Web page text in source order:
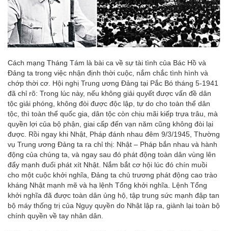
Cách mạng Tháng Tám là bài ca về sự tài tình của Bác Hồ và
Đảng ta trong việc nhận định thời cuộc, nắm chắc tình hình và
chớp thời cơ. Hội nghị Trung ương Đảng tại Pắc Bó tháng 5-1941
đã chỉ rõ: Trong lúc này, nếu không giải quyết được vấn đề dân
tộc giải phóng, không đòi được độc lập, tự do cho toàn thể dân
tộc, thì toàn thể quốc gia, dân tộc còn chịu mãi kiếp trựa trâu, mà
quyền lợi của bộ phận, giai cấp đến vạn năm cũng không đòi lại
được. Rồi ngay khi Nhật, Pháp đánh nhau đêm 9/3/1945, Thường
vụ Trung ương Đảng ta ra chỉ thị: Nhật – Pháp bắn nhau và hành
động của chúng ta, và ngay sau đó phát động toàn dân vùng lên
đẩy mạnh đuổi phát xít Nhật. Nắm bắt cơ hội lúc đó chín muồi
cho một cuộc khởi nghĩa, Đảng ta chủ trương phát động cao trào
kháng Nhật mạnh mẽ và hạ lệnh Tổng khởi nghĩa. Lệnh Tổng
khởi nghĩa đã được toàn dân ủng hộ, tập trung sức mạnh đập tan
bộ máy thống trị của Ngụy quyền do Nhật lập ra, giành lại toàn bộ
chính quyền về tay nhân dân.